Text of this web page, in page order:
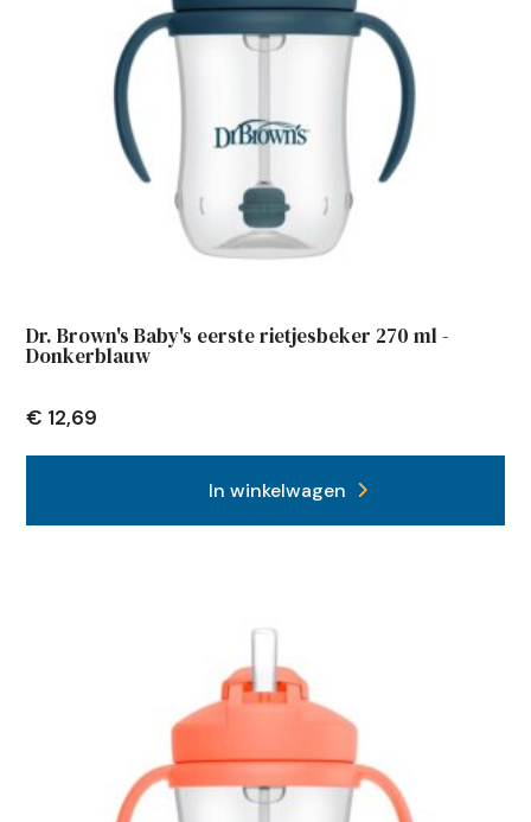
Dr. Brown's Baby's eerste rietjesbeker 270 ml -
Donkerblauw
€ 12,69
In winkelwagen